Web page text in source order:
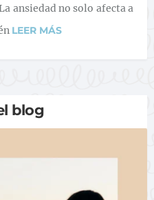
ansiedad no solo afecta a
LEER MÁS
blog